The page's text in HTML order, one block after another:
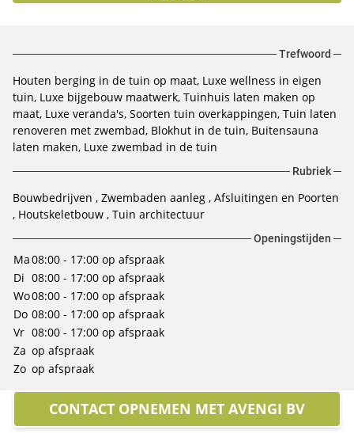
Trefwoord
Houten berging in de tuin op maat Luxe wellness in eigen
tuin Luxe bijgebouw maatwerk Tuinhuis laten maken op
maat Luxe veranda's Soorten tuin overkappingen Tuin laten
renoveren met zwembad Blokhut in de tuin Buitensauna
laten maken Luxe zwembad in de tuin
Rubriek
Bouwbedrijven Zwembaden aanleg Afsluitingen en Poorten
Houtskeletbouw Tuin architectuur
Openingstijden
Ma08:00 - 17:00 op afspraak
Di 08:00 - 17:00 op afspraak
Wo08:00 - 17:00 op afspraak
Do 08:00 - 17:00 op afspraak
Vr 08:00 - 17:00 op afspraak
Za op afspraak
Zo op afspraak
CONTACT OPNEMEN MET AVENGI BV